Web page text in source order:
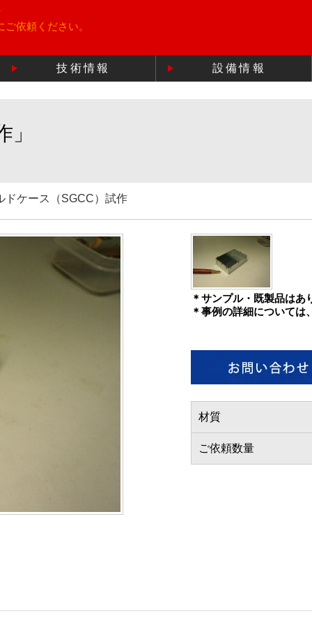
依頼ください。
技術情報 設備情報
ドケース（SGCC）試作
＊サンプル・既製品はあ
＊事例の詳細については
材質
ご依頼数量